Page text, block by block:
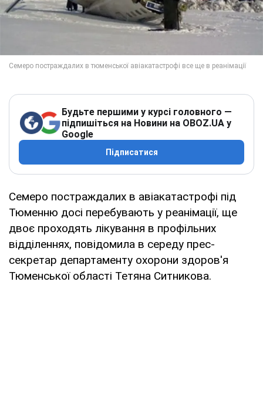
Будьте першими у курсі головного —
підпишіться на Новини на OBOZ.UA у
Google
Підписатися
Семеро постраждалих в авіакатастрофі під
Тюменню досі перебувають у реанімації, ще
двоє проходять лікування в профільних
відділеннях, повідомила в середу прес-
секретар департаменту охорони здоров'я
Тюменської області Тетяна Ситникова.